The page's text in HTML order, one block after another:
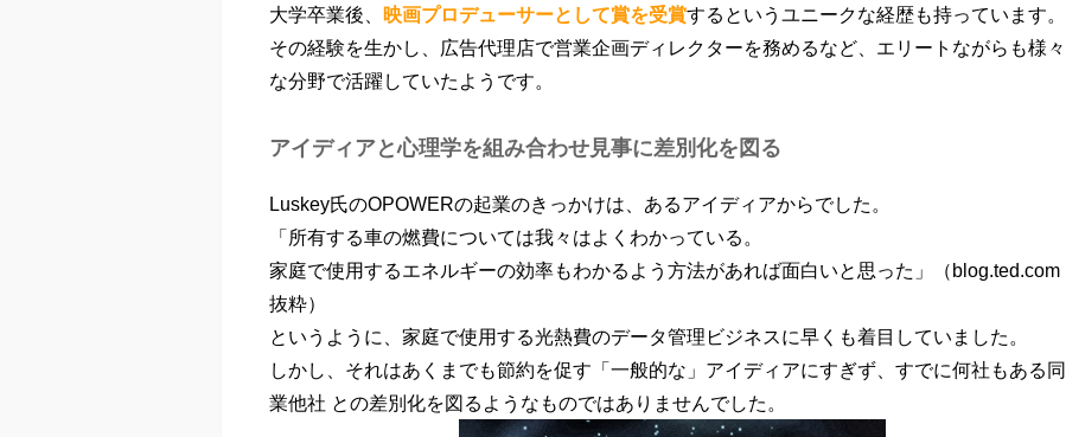
大学卒業後、
映画プロデューサーとして賞を受賞するというユニークな経歴も持っています。
その経験を生かし、広告代理店で営業企画ディレクターを務めるなど、エリートながらも様々
な分野で活躍していたようです。
アイディアと心理学を組み合わせ見事に差別化を図る
Luskey氏のOPOWERの起業のきっかけは、あるアイディアからでした。
「所有する車の燃費については我々はよくわかっている。
家庭で使用するエネルギーの効率もわかるよう方法があれば面白いと思った」（blog.ted.com
抜粋）
というように、家庭で使用する光熱費のデータ管理ビジネスに早くも着目していました。
しかし、それはあくまでも節約を促す「一般的な」アイディアにすぎず、すでに何社もある同
業他社 との差別化を図るようなものではありませんでした。